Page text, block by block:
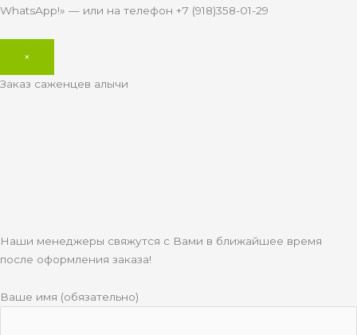
WhatsApp!» — или на телефон +7 (918)358-01-29
×
Заказ саженцев алычи
Наши менеджеры свяжутся с Вами в ближайшее время
после оформления заказа!
Ваше имя (обязательно)